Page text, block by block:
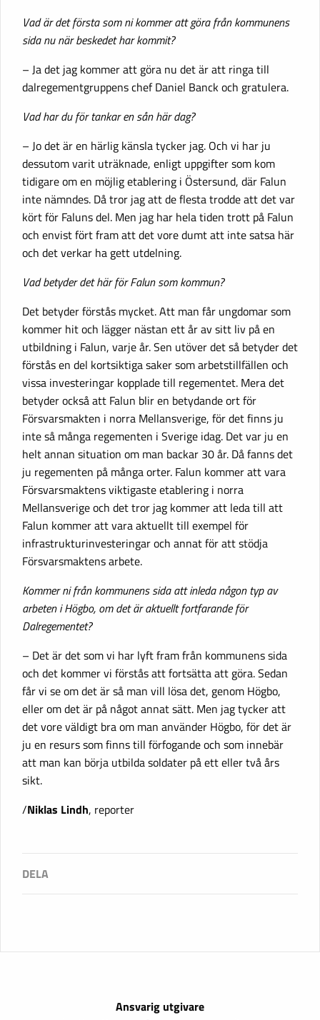
Vad är det första som ni kommer att göra från kommunens
sida nu när beskedet har kommit?
– Ja det jag kommer att göra nu det är att ringa till
dalregementgruppens chef Daniel Banck och gratulera.
Vad har du för tankar en sån här dag?
– Jo det är en härlig känsla tycker jag. Och vi har ju
dessutom varit uträknade, enligt uppgifter som kom
tidigare om en möjlig etablering i Östersund, där Falun
inte nämndes. Då tror jag att de flesta trodde att det var
kört för Faluns del. Men jag har hela tiden trott på Falun
och envist fört fram att det vore dumt att inte satsa här
och det verkar ha gett utdelning.
Vad betyder det här för Falun som kommun?
Det betyder förstås mycket. Att man får ungdomar som
kommer hit och lägger nästan ett år av sitt liv på en
utbildning i Falun, varje år. Sen utöver det så betyder det
förstås en del kortsiktiga saker som arbetstillfällen och
vissa investeringar kopplade till regementet. Mera det
betyder också att Falun blir en betydande ort för
Försvarsmakten i norra Mellansverige, för det finns ju
inte så många regementen i Sverige idag. Det var ju en
helt annan situation om man backar 30 år. Då fanns det
ju regementen på många orter. Falun kommer att vara
Försvarsmaktens viktigaste etablering i norra
Mellansverige och det tror jag kommer att leda till att
Falun kommer att vara aktuellt till exempel för
infrastrukturinvesteringar och annat för att stödja
Försvarsmaktens arbete.
Kommer ni från kommunens sida att inleda någon typ av
arbeten i Högbo, om det är aktuellt fortfarande för
Dalregementet?
– Det är det som vi har lyft fram från kommunens sida
och det kommer vi förstås att fortsätta att göra. Sedan
får vi se om det är så man vill lösa det, genom Högbo,
eller om det är på något annat sätt. Men jag tycker att
det vore väldigt bra om man använder Högbo, för det är
ju en resurs som finns till förfogande och som innebär
att man kan börja utbilda soldater på ett eller två års
sikt.
/Niklas Lindh, reporter
Ansvarig utgivare